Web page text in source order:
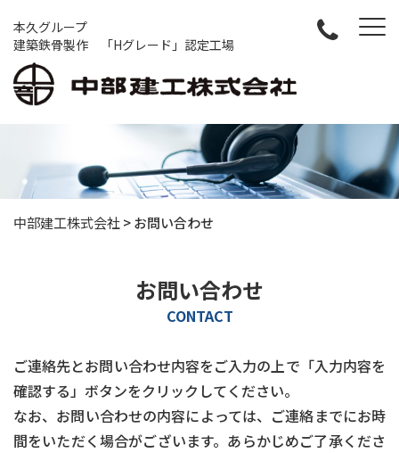
本久グループ
建築鉄骨製作 「Hグレード」認定工場
中部建工株式会社>お問い合わせ
お問い合わせ
CONTACT
ご連絡先とお問い合わせ内容をご入力の上で「入力内容を
確認する」ボタンをクリックしてください。
なお、お問い合わせの内容によっては、ご連絡までにお時
間をいただく場合がございます。あらかじめご了承くださ